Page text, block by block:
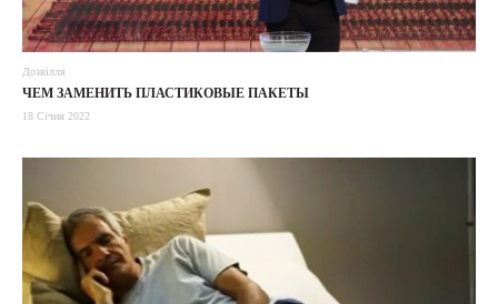
Дозвілля
ЧЕМ ЗАМЕНИТЬ ПЛАСТИКОВЫЕ ПАКЕТЫ
18 Січня 2022